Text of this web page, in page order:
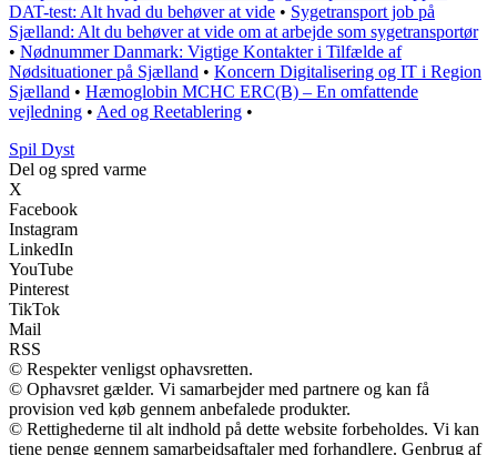
DAT-test: Alt hvad du behøver at vide • Sygetransport job på
Sjælland: Alt du behøver at vide om at arbejde som sygetransportør
• Nødnummer Danmark: Vigtige Kontakter i Tilfælde af
Nødsituationer på Sjælland • Koncern Digitalisering og IT i Region
Sjælland • Hæmoglobin MCHC ERC(B) – En omfattende
vejledning • Aed og Reetablering •
Spil Dyst
Del og spred varme
X
Facebook
Instagram
LinkedIn
YouTube
Pinterest
TikTok
Mail
RSS
© Respekter venligst ophavsretten.
© Ophavsret gælder. Vi samarbejder med partnere og kan få
provision ved køb gennem anbefalede produkter.
© Rettighederne til alt indhold på dette website forbeholdes. Vi kan
tjene penge gennem samarbejdsaftaler med forhandlere. Genbrug af